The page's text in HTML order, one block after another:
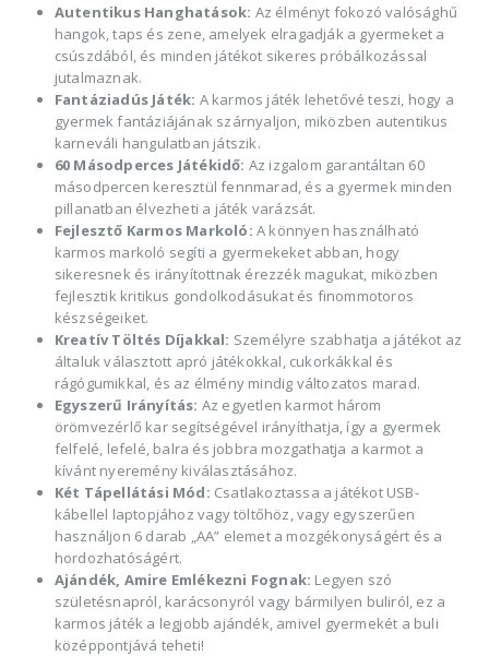
Autentikus Hanghatások: Az élményt fokozó valósághű
hangok, taps és zene, amelyek elragadják a gyermeket a
csúszdából, és minden játékot sikeres próbálkozással
jutalmaznak.
Fantáziadús Játék: A karmos játék lehetővé teszi, hogy a
gyermek fantáziájának szárnyaljon, miközben autentikus
karneváli hangulatban játszik.
60 Másodperces Játékidő: Az izgalom garantáltan 60
másodpercen keresztül fennmarad, és a gyermek minden
pillanatban élvezheti a játék varázsát.
Fejlesztő Karmos Markoló: A könnyen használható
karmos markoló segíti a gyermekeket abban, hogy
sikeresnek és irányítottnak érezzék magukat, miközben
fejlesztik kritikus gondolkodásukat és finommotoros
készségeiket.
Kreatív Töltés Díjakkal: Személyre szabhatja a játékot az
általuk választott apró játékokkal, cukorkákkal és
rágógumikkal, és az élmény mindig változatos marad.
Egyszerű Irányítás: Az egyetlen karmot három
örömvezérlő kar segítségével irányíthatja, így a gyermek
felfelé, lefelé, balra és jobbra mozgathatja a karmot a
kívánt nyeremény kiválasztásához.
Két Tápellátási Mód: Csatlakoztassa a játékot USB-
kábellel laptopjához vagy töltőhöz, vagy egyszerűen
használjon 6 darab „AA” elemet a mozgékonyságért és a
hordozhatóságért.
Ajándék, Amire Emlékezni Fognak: Legyen szó
születésnapról, karácsonyról vagy bármilyen buliról, ez a
karmos játék a legjobb ajándék, amivel gyermekét a buli
középpontjává teheti!